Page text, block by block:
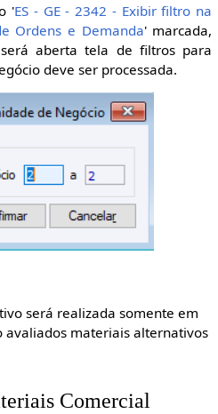
'ES - GE - 2342 - Exibir filtro na
Ordens e Demanda' marcada,
aberta tela de filtros para
deve ser processada.
será realizada somente em
avaliados materiais alternativos
Comercial